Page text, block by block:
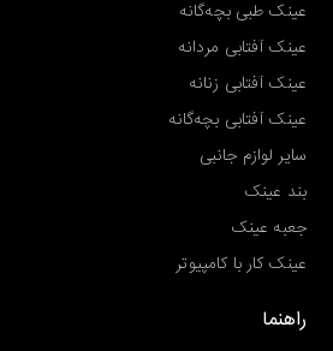
عینک طبی بچه‌گانه
عینک آفتابی مردانه
عینک آفتابی زنانه
عینک آفتابی بچه‌گانه
سایر لوازم جانبی
بند عینک
جعبه عینک
عینک کار با کامپیوتر
راهنما